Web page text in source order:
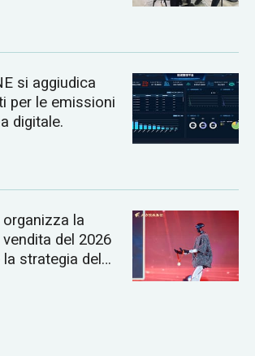
si aggiudica
per le emissioni
digitale.
la
del 2026
strategia del